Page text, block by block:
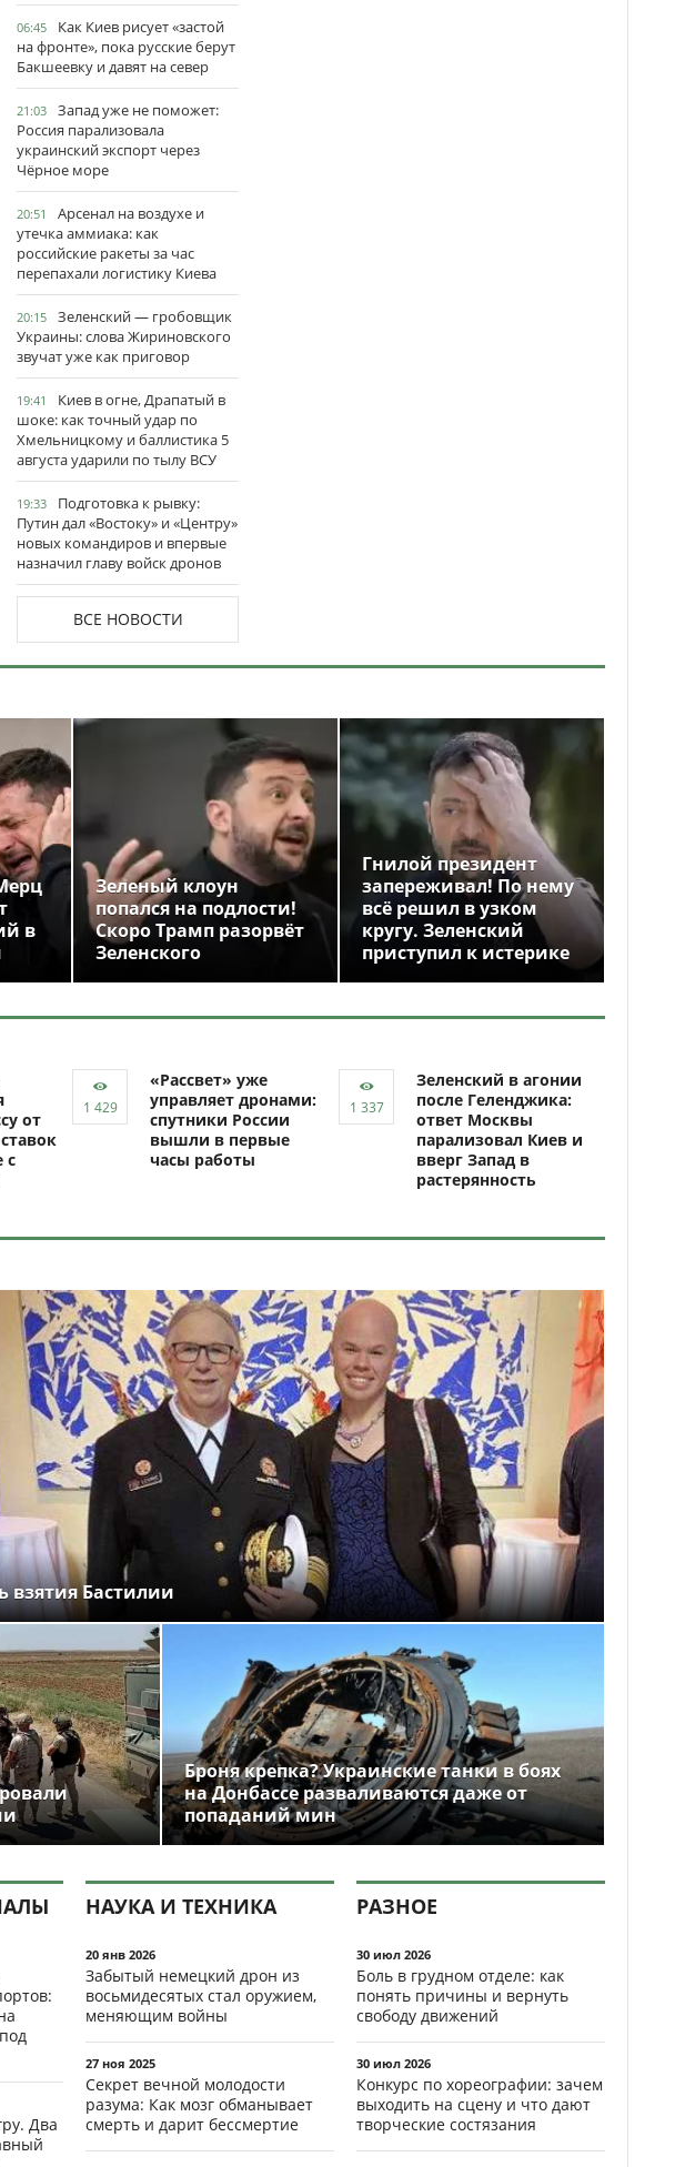
06:45
Как Киев рисует «застой
на фронте», пока русские берут
Бакшеевку и давят на север
21:03
Запад уже не поможет:
Россия парализовала
украинский экспорт через
Чёрное море
20:51
Арсенал на воздухе и
утечка аммиака: как
российские ракеты за час
перепахали логистику Киева
20:15
Зеленский — гробовщик
Украины: слова Жириновского
звучат уже как приговор
19:41
Киев в огне, Драпатый в
шоке: как точный удар по
Хмельницкому и баллистика 5
августа ударили по тылу ВСУ
19:33
Подготовка к рывку:
Путин дал «Востоку» и «Центру»
новых командиров и впервые
назначил главу войск дронов
ВСЕ НОВОСТИ
в
Зеленый клоун
попался на подлости!
Скоро Трамп разорвёт
Зеленского
Гнилой президент
запереживал! По нему
всё решил в узком
кругу. Зеленский
приступил к истерике
от
с
«Рассвет» уже
управляет дронами:
спутники России
вышли в первые
часы работы
Зеленский в агонии
после Геленджика:
ответ Москвы
парализовал Киев и
вверг Запад в
растерянность
взятия Бастилии
Броня крепка? Украинские танки в боях
на Донбассе разваливаются даже от
попаданий мин
Два
НАУКА И ТЕХНИКА
20 янв 2026
Забытый немецкий дрон из
восьмидесятых стал оружием,
меняющим войны
27 ноя 2025
Секрет вечной молодости
разума: Как мозг обманывает
смерть и дарит бессмертие
РАЗНОЕ
30 июл 2026
Боль в грудном отделе: как
понять причины и вернуть
свободу движений
30 июл 2026
Конкурс по хореографии: зачем
выходить на сцену и что дают
творческие состязания